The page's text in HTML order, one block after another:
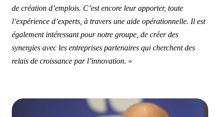
de création d’emplois. C’est encore leur apporter, toute
l’expérience d’experts, à travers une aide opérationnelle. Il est
également intéressant pour notre groupe, de créer des
synergies avec les entreprises partenaires qui cherchent des
relais de croissance par l’innovation. »